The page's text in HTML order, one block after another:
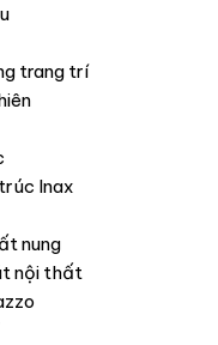
trang trí
Inax
nung
nội thất